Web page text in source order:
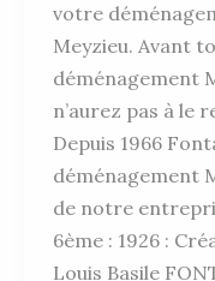
votre
Meyzieu. Avant
déménagement
n’aurez pas à le
Depuis 1966
déménagement
de notre
6ème : 1926 :
Louis Basile